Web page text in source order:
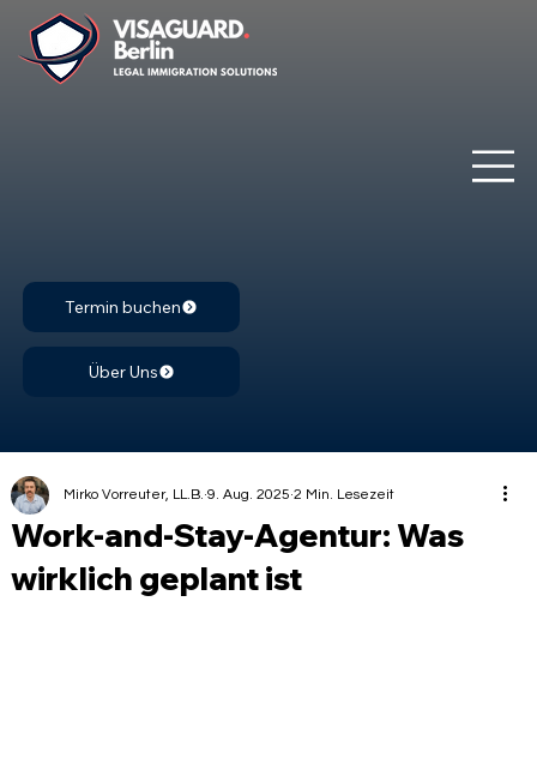
Termin buchen
Über Uns
Work-and-Stay-Agentur: Was
wirklich geplant ist
Mirko Vorreuter, LL.B. 9. Aug. 2025 2 Min. Lesezeit